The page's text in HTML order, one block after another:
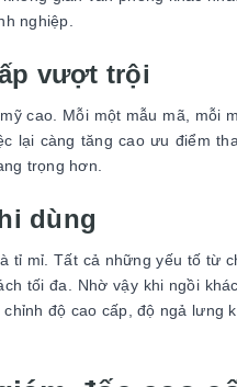
nghiệp.
vượt trội
cao. Mỗi một mẫu mã, mỗi
lại càng tăng cao ưu điểm
trọng hơn.
dùng
tỉ mỉ. Tất cả những yếu tố từ
tối đa. Nhờ vậy khi ngồi
độ cao cấp, độ ngả lưng